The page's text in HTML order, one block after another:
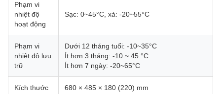
Phạm vi
nhiệt độ
hoạt động
Sạc: 0~45°C, xả: -20~55°C
Phạm vi
nhiệt độ lưu
trữ
Dưới 12 tháng tuổi: -10~35°C
Ít hơn 3 tháng: -10 ~ 45 °C
Ít hơn 7 ngày: -20~65°C
Kích thước 680 × 485 × 180 (220) mm